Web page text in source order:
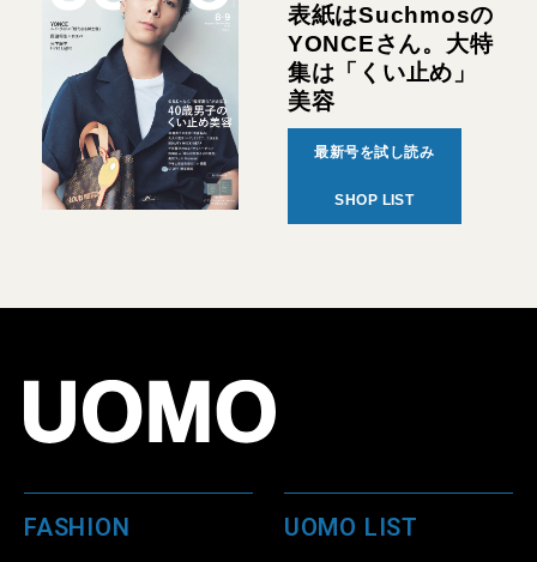
表紙はSuchmosの
YONCEさん。大特
集は「くい止め」
美容
最新号を試し読み
SHOP LIST
FASHION UOMO LIST